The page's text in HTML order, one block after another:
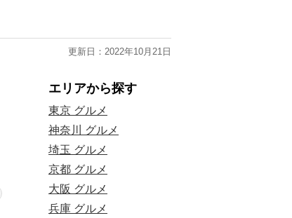
更新日：2022年10月21日
エリアから探す
東京 グルメ
神奈川 グルメ
埼玉 グルメ
京都 グルメ
大阪 グルメ
兵庫 グルメ